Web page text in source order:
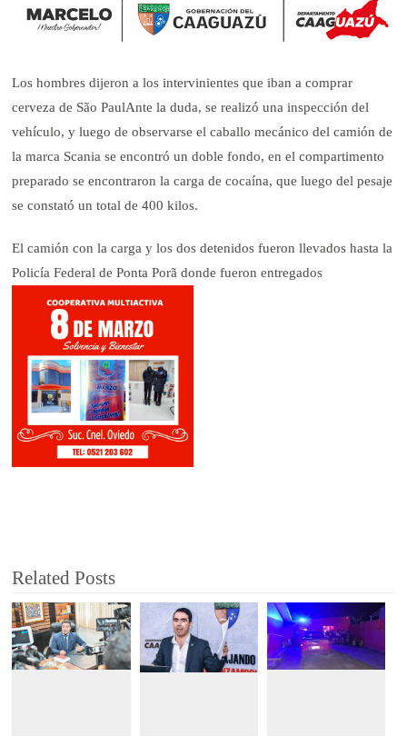
Los hombres dijeron a los intervinientes que iban a comprar
cerveza de São PaulAnte la duda, se realizó una inspección del
vehículo, y luego de observarse el caballo mecánico del camión de
la marca Scania se encontró un doble fondo, en el compartimento
preparado se encontraron la carga de cocaína, que luego del pesaje
se constató un total de 400 kilos.
El camión con la carga y los dos detenidos fueron llevados hasta la
Policía Federal de Ponta Porã donde fueron entregados
Related Posts